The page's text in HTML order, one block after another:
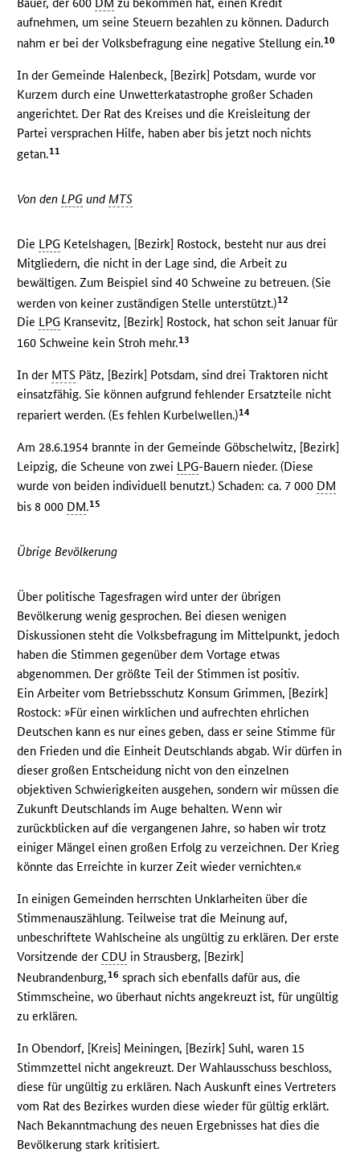
aufnehmen, um seine Steuern bezahlen zu können. Dadurch
nahm er bei der Volksbefragung eine negative Stellung ein.10
In der Gemeinde Halenbeck, [Bezirk] Potsdam, wurde vor
Kurzem durch eine Unwetterkatastrophe großer Schaden
angerichtet. Der Rat des Kreises und die Kreisleitung der
Partei versprachen Hilfe, haben aber bis jetzt noch nichts
getan.11
Von den LPG und MTS
Die LPG Ketelshagen, [Bezirk] Rostock, besteht nur aus drei
Mitgliedern, die nicht in der Lage sind, die Arbeit zu
bewältigen. Zum Beispiel sind 40 Schweine zu betreuen. (Sie
werden von keiner zuständigen Stelle unterstützt.)12
Die LPG Kransevitz, [Bezirk] Rostock, hat schon seit Januar für
160 Schweine kein Stroh mehr.13
In der MTS Pätz, [Bezirk] Potsdam, sind drei Traktoren nicht
einsatzfähig. Sie können aufgrund fehlender Ersatzteile nicht
repariert werden. (Es fehlen Kurbelwellen.)14
Am 28.6.1954 brannte in der Gemeinde Göbschelwitz, [Bezirk]
Leipzig, die Scheune von zwei LPG-Bauern nieder. (Diese
wurde von beiden individuell benutzt.) Schaden: ca. 7 000 DM
bis 8 000 DM.15
Übrige Bevölkerung
Über politische Tagesfragen wird unter der übrigen
Bevölkerung wenig gesprochen. Bei diesen wenigen
Diskussionen steht die Volksbefragung im Mittelpunkt, jedoch
haben die Stimmen gegenüber dem Vortage etwas
abgenommen. Der größte Teil der Stimmen ist positiv.
Ein Arbeiter vom Betriebsschutz Konsum Grimmen, [Bezirk]
Rostock: »Für einen wirklichen und aufrechten ehrlichen
Deutschen kann es nur eines geben, dass er seine Stimme für
den Frieden und die Einheit Deutschlands abgab. Wir dürfen in
dieser großen Entscheidung nicht von den einzelnen
objektiven Schwierigkeiten ausgehen, sondern wir müssen die
Zukunft Deutschlands im Auge behalten. Wenn wir
zurückblicken auf die vergangenen Jahre, so haben wir trotz
einiger Mängel einen großen Erfolg zu verzeichnen. Der Krieg
könnte das Erreichte in kurzer Zeit wieder vernichten.«
In einigen Gemeinden herrschten Unklarheiten über die
Stimmenauszählung. Teilweise trat die Meinung auf,
unbeschriftete Wahlscheine als ungültig zu erklären. Der erste
Vorsitzende der CDU in Strausberg, [Bezirk]
Neubrandenburg,16 sprach sich ebenfalls dafür aus, die
Stimmscheine, wo überhaut nichts angekreuzt ist, für ungültig
zu erklären.
In Obendorf, [Kreis] Meiningen, [Bezirk] Suhl, waren 15
Stimmzettel nicht angekreuzt. Der Wahlausschuss beschloss,
diese für ungültig zu erklären. Nach Auskunft eines Vertreters
vom Rat des Bezirkes wurden diese wieder für gültig erklärt.
Nach Bekanntmachung des neuen Ergebnisses hat dies die
Bevölkerung stark kritisiert.